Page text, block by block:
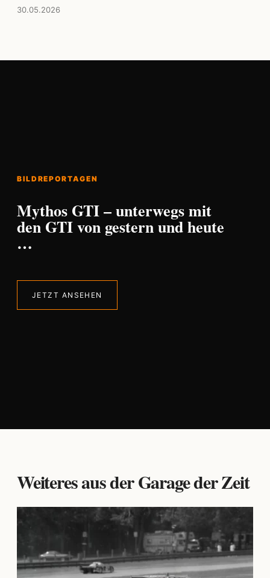
30.05.2026
BILDREPORTAGEN
Mythos GTI – unterwegs mit
den GTI von gestern und heute
…
JETZT ANSEHEN
Weiteres aus der Garage der Zeit